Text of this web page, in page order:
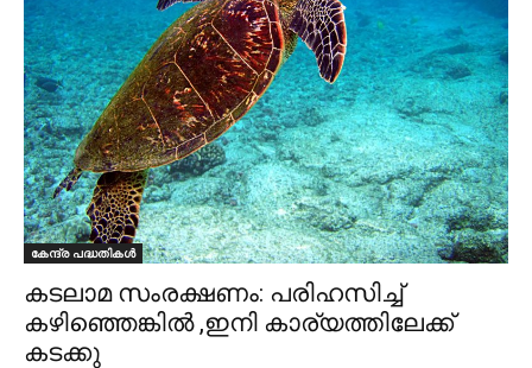
കേന്ദ്ര പദ്ധതികൾ
കടലാമ സംരക്ഷണം: പരിഹസിച്ച്
കഴിഞ്ഞെങ്കിൽ ,ഇനി കാര്യത്തിലേക്ക്
കടക്കു